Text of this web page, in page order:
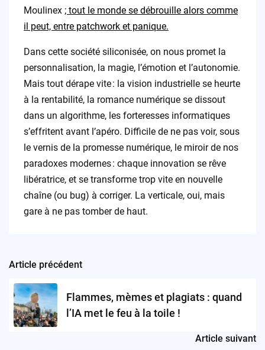
Moulinex ; tout le monde se débrouille alors comme
il peut, entre patchwork et panique.
Dans cette société siliconisée, on nous promet la
personnalisation, la magie, l’émotion et l’autonomie.
Mais tout dérape vite : la vision industrielle se heurte
à la rentabilité, la romance numérique se dissout
dans un algorithme, les forteresses informatiques
s’effritent avant l’apéro. Difficile de ne pas voir, sous
le vernis de la promesse numérique, le miroir de nos
paradoxes modernes : chaque innovation se rêve
libératrice, et se transforme trop vite en nouvelle
chaîne (ou bug) à corriger. La verticale, oui, mais
gare à ne pas tomber de haut.
Post
navigation
Article précédent
Flammes, mèmes et plagiats : quand
l’IA met le feu à la toile !
Article suivant